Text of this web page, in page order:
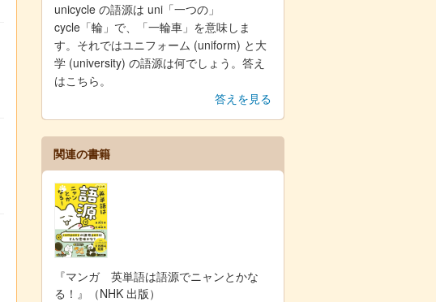
unicycle の語源は uni「一つの」
cycle「輪」で、「一輪車」を意味しま
す。それではユニフォーム (uniform) と大
学 (university) の語源は何でしょう。答え
はこちら。
答えを見る
関連の書籍
『マンガ 英単語は語源でニャンとかな
る！』（NHK 出版）